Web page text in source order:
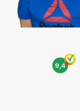
9,4